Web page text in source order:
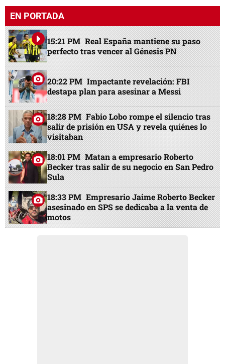
EN PORTADA
15:21 PM Real España mantiene su paso
perfecto tras vencer al Génesis PN
20:22 PM Impactante revelación: FBI
destapa plan para asesinar a Messi
18:28 PM Fabio Lobo rompe el silencio tras
salir de prisión en USA y revela quiénes lo
visitaban
18:01 PM Matan a empresario Roberto
Becker tras salir de su negocio en San Pedro
Sula
18:33 PM Empresario Jaime Roberto Becker
asesinado en SPS se dedicaba a la venta de
motos